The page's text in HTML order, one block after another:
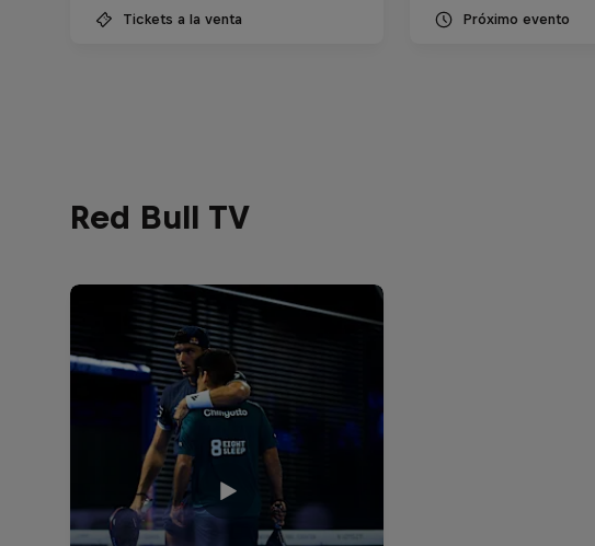
Tickets a la venta Próximo evento
Red Bull TV